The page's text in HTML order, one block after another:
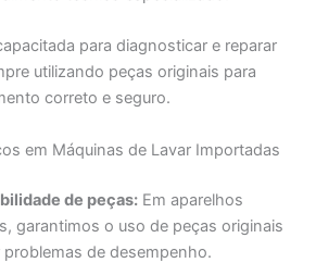
para diagnosticar e reparar
utilizando peças originais para
correto e seguro.
em Máquinas de Lavar Importadas
de peças: Em aparelhos
garantimos o uso de peças originais
problemas de desempenho.